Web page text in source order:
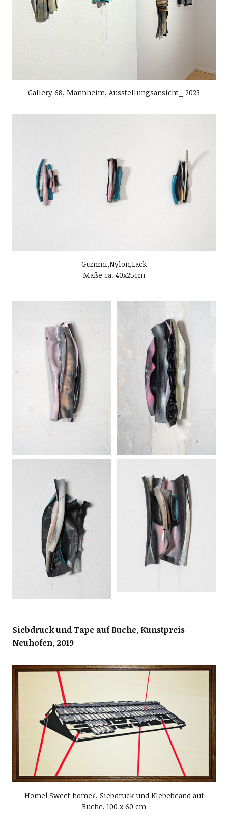
Gallery 68, Mannheim, Ausstellungsansicht_ 2023
Gummi,Nylon,Lack
Maße ca. 40x25cm
Siebdruck und Tape auf Buche, Kunstpreis
Neuhofen, 2019
Home! Sweet home?, Siebdruck und Klebebeand auf
Buche, 100 x 60 cm